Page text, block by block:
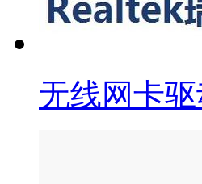
无线网卡